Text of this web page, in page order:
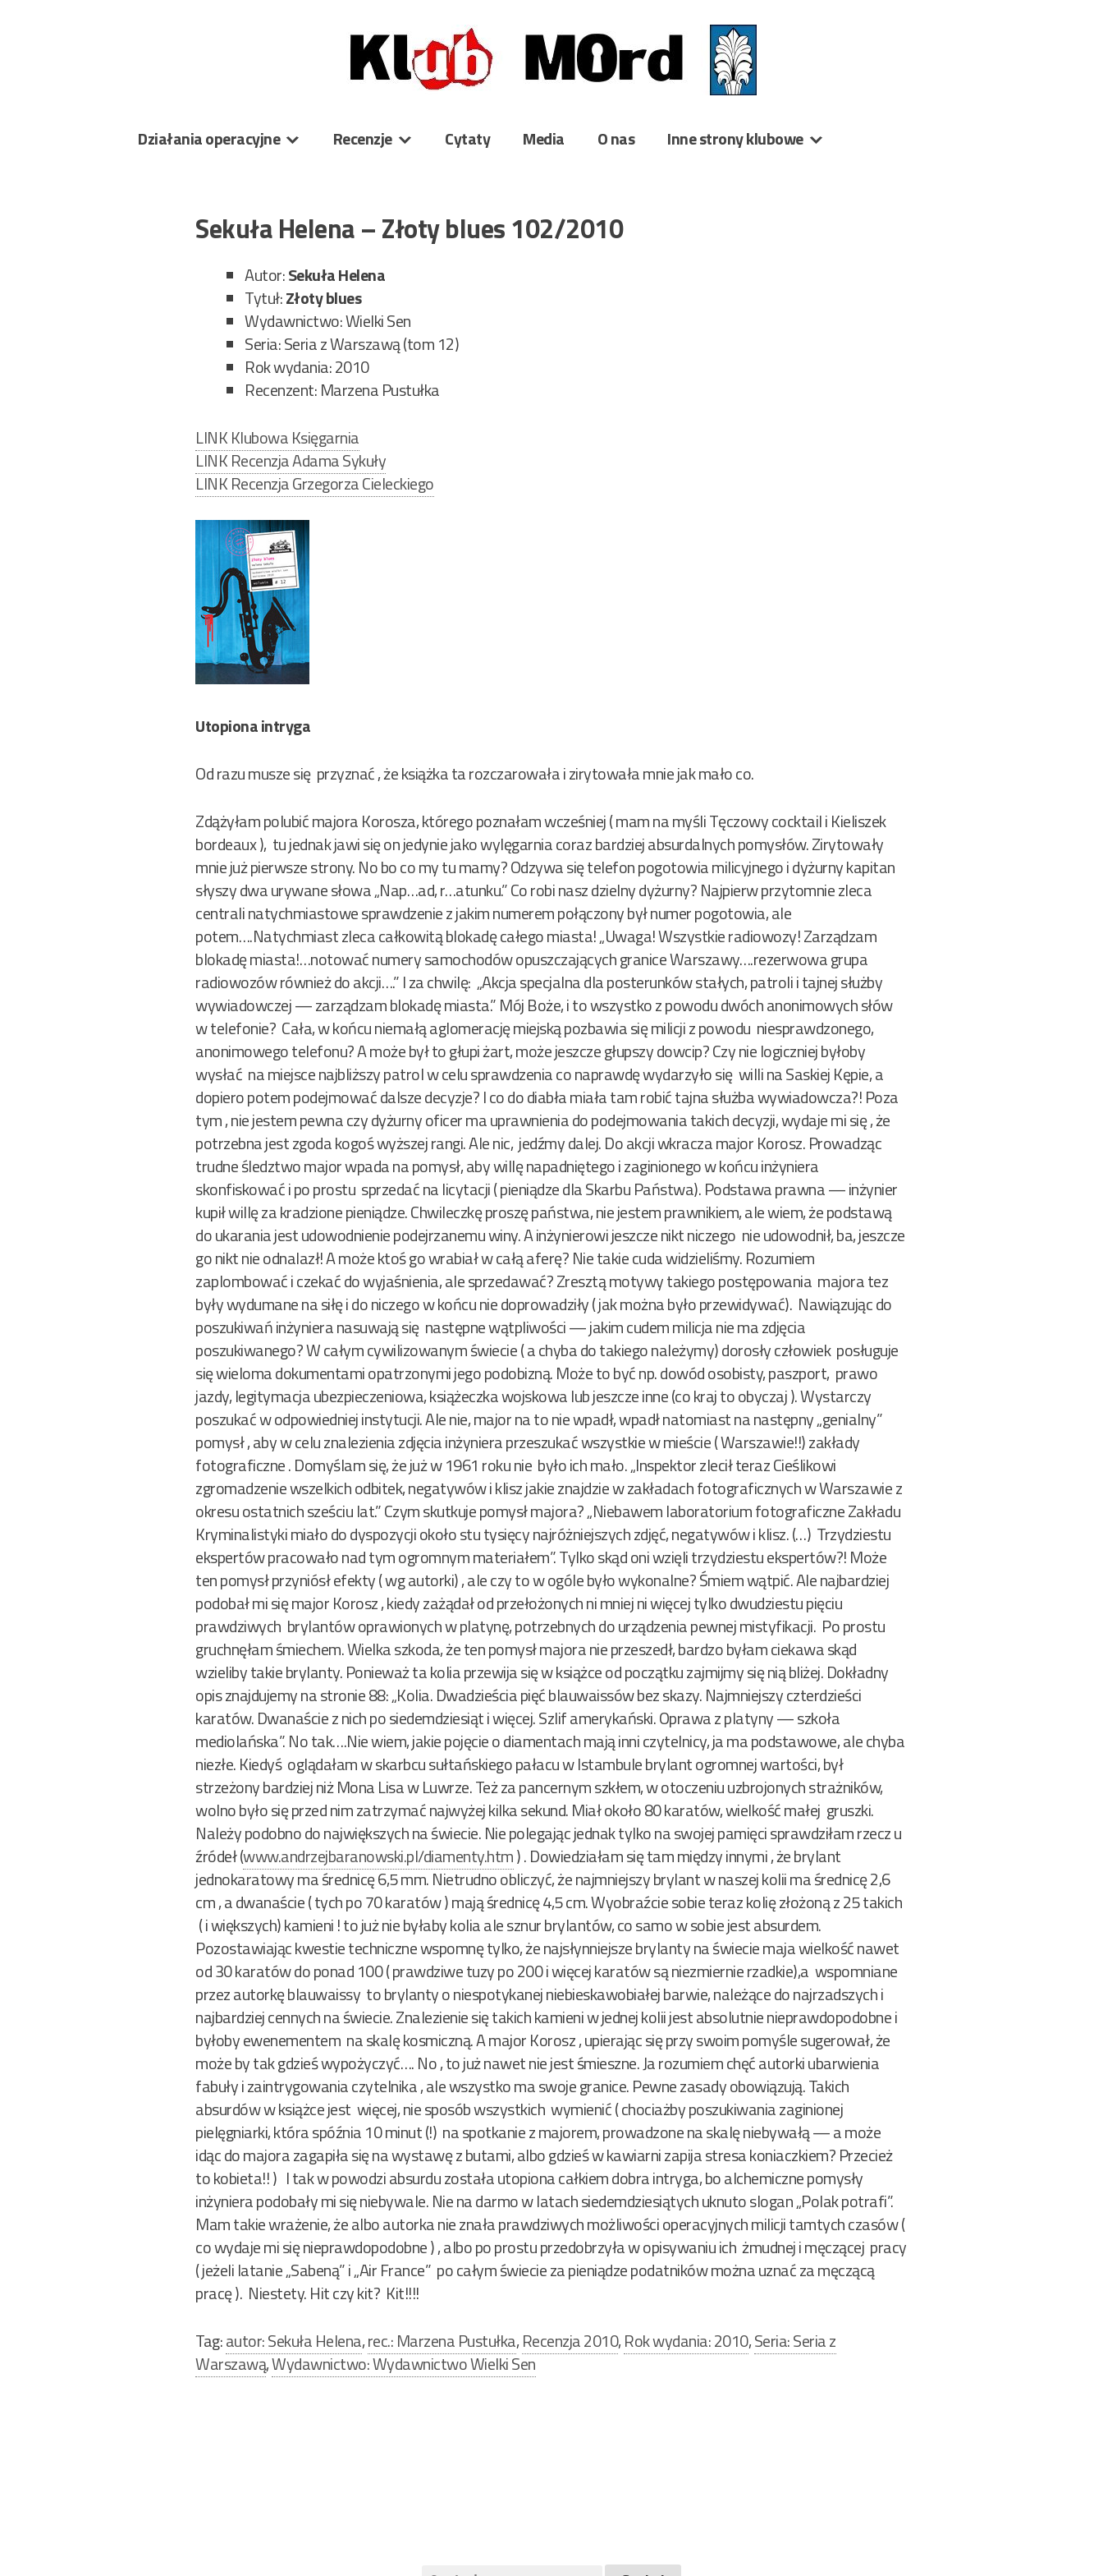
Działania operacyjne Recenzje Cytaty Media O nas Inne strony klubowe
Sekuła Helena – Złoty blues 102/2010
Autor:Sekuła Helena
Tytuł:Złoty blues
Wydawnictwo: Wielki Sen
Seria: Seria z Warszawą (tom 12)
Rok wydania: 2010
Recenzent: Marzena Pustułka
LINK Klubowa Księgarnia
LINK Recenzja Adama Sykuły
LINK Recenzja Grzegorza Cieleckiego
Utopiona intryga
Od razu musze się przyznać , że książka ta rozczarowała i zirytowała mnie jak mało co.
Zdążyłam polubić majora Korosza, którego poznałam wcześniej ( mam na myśli Tęczowy cocktail i Kieliszek
bordeaux ), tu jednak jawi się on jedynie jako wylęgarnia coraz bardziej absurdalnych pomysłów. Zirytowały
mnie już pierwsze strony. No bo co my tu mamy? Odzywa się telefon pogotowia milicyjnego i dyżurny kapitan
słyszy dwa urywane słowa „Nap…ad, r…atunku.” Co robi nasz dzielny dyżurny? Najpierw przytomnie zleca
centrali natychmiastowe sprawdzenie z jakim numerem połączony był numer pogotowia, ale
potem….Natychmiast zleca całkowitą blokadę całego miasta! „Uwaga! Wszystkie radiowozy! Zarządzam
blokadę miasta!…notować numery samochodów opuszczających granice Warszawy….rezerwowa grupa
radiowozów również do akcji….” I za chwilę: „Akcja specjalna dla posterunków stałych, patroli i tajnej służby
wywiadowczej — zarządzam blokadę miasta.” Mój Boże, i to wszystko z powodu dwóch anonimowych słów
w telefonie? Cała, w końcu niemałą aglomerację miejską pozbawia się milicji z powodu niesprawdzonego,
anonimowego telefonu? A może był to głupi żart, może jeszcze głupszy dowcip? Czy nie logiczniej byłoby
wysłać na miejsce najbliższy patrol w celu sprawdzenia co naprawdę wydarzyło się willi na Saskiej Kępie, a
dopiero potem podejmować dalsze decyzje? I co do diabła miała tam robić tajna służba wywiadowcza?! Poza
tym , nie jestem pewna czy dyżurny oficer ma uprawnienia do podejmowania takich decyzji, wydaje mi się , że
potrzebna jest zgoda kogoś wyższej rangi. Ale nic, jedźmy dalej. Do akcji wkracza major Korosz. Prowadząc
trudne śledztwo major wpada na pomysł, aby willę napadniętego i zaginionego w końcu inżyniera
skonfiskować i po prostu sprzedać na licytacji ( pieniądze dla Skarbu Państwa). Podstawa prawna — inżynier
kupił willę za kradzione pieniądze. Chwileczkę proszę państwa, nie jestem prawnikiem, ale wiem, że podstawą
do ukarania jest udowodnienie podejrzanemu winy. A inżynierowi jeszcze nikt niczego nie udowodnił, ba, jeszcze
go nikt nie odnalazł! A może ktoś go wrabiał w całą aferę? Nie takie cuda widzieliśmy. Rozumiem
zaplombować i czekać do wyjaśnienia, ale sprzedawać? Zresztą motywy takiego postępowania majora tez
były wydumane na siłę i do niczego w końcu nie doprowadziły ( jak można było przewidywać). Nawiązując do
poszukiwań inżyniera nasuwają się następne wątpliwości — jakim cudem milicja nie ma zdjęcia
poszukiwanego? W całym cywilizowanym świecie ( a chyba do takiego należymy) dorosły człowiek posługuje
się wieloma dokumentami opatrzonymi jego podobizną. Może to być np. dowód osobisty, paszport, prawo
jazdy, legitymacja ubezpieczeniowa, książeczka wojskowa lub jeszcze inne (co kraj to obyczaj ). Wystarczy
poszukać w odpowiedniej instytucji. Ale nie, major na to nie wpadł, wpadł natomiast na następny „genialny”
pomysł , aby w celu znalezienia zdjęcia inżyniera przeszukać wszystkie w mieście ( Warszawie!!) zakłady
fotograficzne . Domyślam się, że już w 1961 roku nie było ich mało. „Inspektor zlecił teraz Cieślikowi
zgromadzenie wszelkich odbitek, negatywów i klisz jakie znajdzie w zakładach fotograficznych w Warszawie z
okresu ostatnich sześciu lat.” Czym skutkuje pomysł majora? „Niebawem laboratorium fotograficzne Zakładu
Kryminalistyki miało do dyspozycji około stu tysięcy najróżniejszych zdjęć, negatywów i klisz. (…) Trzydziestu
ekspertów pracowało nad tym ogromnym materiałem”. Tylko skąd oni wzięli trzydziestu ekspertów?! Może
ten pomysł przyniósł efekty ( wg autorki) , ale czy to w ogóle było wykonalne? Śmiem wątpić. Ale najbardziej
podobał mi się major Korosz , kiedy zażądał od przełożonych ni mniej ni więcej tylko dwudziestu pięciu
prawdziwych brylantów oprawionych w platynę, potrzebnych do urządzenia pewnej mistyfikacji. Po prostu
gruchnęłam śmiechem. Wielka szkoda, że ten pomysł majora nie przeszedł, bardzo byłam ciekawa skąd
wzieliby takie brylanty. Ponieważ ta kolia przewija się w książce od początku zajmijmy się nią bliżej. Dokładny
opis znajdujemy na stronie 88: „Kolia. Dwadzieścia pięć blauwaissów bez skazy. Najmniejszy czterdzieści
karatów. Dwanaście z nich po siedemdziesiąt i więcej. Szlif amerykański. Oprawa z platyny — szkoła
mediolańska”. No tak….Nie wiem, jakie pojęcie o diamentach mają inni czytelnicy, ja ma podstawowe, ale chyba
niezłe. Kiedyś oglądałam w skarbcu sułtańskiego pałacu w Istambule brylant ogromnej wartości, był
strzeżony bardziej niż Mona Lisa w Luwrze. Też za pancernym szkłem, w otoczeniu uzbrojonych strażników,
wolno było się przed nim zatrzymać najwyżej kilka sekund. Miał około 80 karatów, wielkość małej gruszki.
Należy podobno do największych na świecie. Nie polegając jednak tylko na swojej pamięci sprawdziłam rzecz u
źródeł (www.andrzejbaranowski.pl/diamenty.htm) . Dowiedziałam się tam między innymi , że brylant
jednokaratowy ma średnicę 6,5 mm. Nietrudno obliczyć, że najmniejszy brylant w naszej kolii ma średnicę 2,6
cm , a dwanaście ( tych po 70 karatów ) mają średnicę 4,5 cm. Wyobraźcie sobie teraz kolię złożoną z 25 takich
( i większych) kamieni ! to już nie byłaby kolia ale sznur brylantów, co samo w sobie jest absurdem.
Pozostawiając kwestie techniczne wspomnę tylko, że najsłynniejsze brylanty na świecie maja wielkość nawet
od 30 karatów do ponad 100 ( prawdziwe tuzy po 200 i więcej karatów są niezmiernie rzadkie),a wspomniane
przez autorkę blauwaissy to brylanty o niespotykanej niebieskawobiałej barwie, należące do najrzadszych i
najbardziej cennych na świecie. Znalezienie się takich kamieni w jednej kolii jest absolutnie nieprawdopodobne i
byłoby ewenementem na skalę kosmiczną. A major Korosz , upierając się przy swoim pomyśle sugerował, że
może by tak gdzieś wypożyczyć…. No , to już nawet nie jest śmieszne. Ja rozumiem chęć autorki ubarwienia
fabuły i zaintrygowania czytelnika , ale wszystko ma swoje granice. Pewne zasady obowiązują. Takich
absurdów w książce jest więcej, nie sposób wszystkich wymienić ( chociażby poszukiwania zaginionej
pielęgniarki, która spóźnia 10 minut (!) na spotkanie z majorem, prowadzone na skalę niebywałą — a może
idąc do majora zagapiła się na wystawę z butami, albo gdzieś w kawiarni zapija stresa koniaczkiem? Przecież
to kobieta!! ) I tak w powodzi absurdu została utopiona całkiem dobra intryga, bo alchemiczne pomysły
inżyniera podobały mi się niebywale. Nie na darmo w latach siedemdziesiątych uknuto slogan „Polak potrafi”.
Mam takie wrażenie, że albo autorka nie znała prawdziwych możliwości operacyjnych milicji tamtych czasów (
co wydaje mi się nieprawdopodobne ) , albo po prostu przedobrzyła w opisywaniu ich żmudnej i męczącej pracy
( jeżeli latanie „Sabeną” i „Air France” po całym świecie za pieniądze podatników można uznać za męczącą
pracę ). Niestety. Hit czy kit? Kit!!!!
Tag:autor: Sekuła Helena,rec.: Marzena Pustułka,Recenzja 2010,Rok wydania: 2010,Seria: Seria z
Warszawą,Wydawnictwo: Wydawnictwo Wielki Sen